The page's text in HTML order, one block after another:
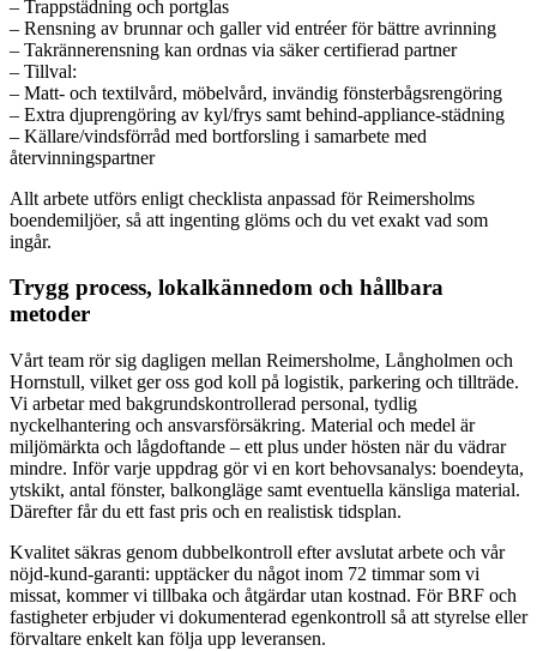
– Trappstädning och portglas
– Rensning av brunnar och galler vid entréer för bättre avrinning
– Takrännerensning kan ordnas via säker certifierad partner
– Tillval:
– Matt- och textilvård, möbelvård, invändig fönsterbågsrengöring
– Extra djuprengöring av kyl/frys samt behind-appliance-städning
– Källare/vindsförråd med bortforsling i samarbete med
återvinningspartner
Allt arbete utförs enligt checklista anpassad för Reimersholms
boendemiljöer, så att ingenting glöms och du vet exakt vad som
ingår.
Trygg process, lokalkännedom och hållbara
metoder
Vårt team rör sig dagligen mellan Reimersholme, Långholmen och
Hornstull, vilket ger oss god koll på logistik, parkering och tillträde.
Vi arbetar med bakgrundskontrollerad personal, tydlig
nyckelhantering och ansvarsförsäkring. Material och medel är
miljömärkta och lågdoftande – ett plus under hösten när du vädrar
mindre. Inför varje uppdrag gör vi en kort behovsanalys: boendeyta,
ytskikt, antal fönster, balkongläge samt eventuella känsliga material.
Därefter får du ett fast pris och en realistisk tidsplan.
Kvalitet säkras genom dubbelkontroll efter avslutat arbete och vår
nöjd-kund-garanti: upptäcker du något inom 72 timmar som vi
missat, kommer vi tillbaka och åtgärdar utan kostnad. För BRF och
fastigheter erbjuder vi dokumenterad egenkontroll så att styrelse eller
förvaltare enkelt kan följa upp leveransen.